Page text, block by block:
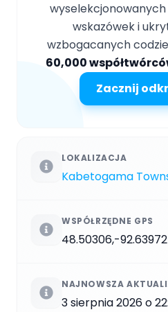
wskazówek i
wzbogacanych
60,000
Zacznij
LOKALIZACJA
Kabetogama
WSPÓŁRZĘDNE GPS
48.50306,-92.63972
NAJNOWSZA
3 sierpnia 2026 o